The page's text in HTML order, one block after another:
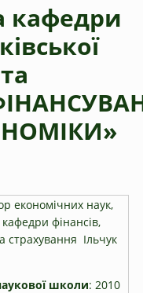
кафедри
економічних наук,
фінансів,
страхування Ільчук
школи: 2010